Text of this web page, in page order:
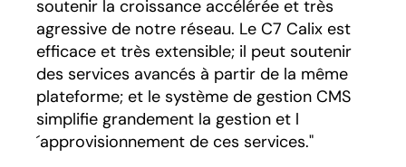
soutenir la croissance accélérée et très
agressive de notre réseau. Le C7 Calix est
efficace et très extensible; il peut soutenir
des services avancés à partir de la même
plateforme; et le système de gestion CMS
simplifie grandement la gestion et l
´approvisionnement de ces services."